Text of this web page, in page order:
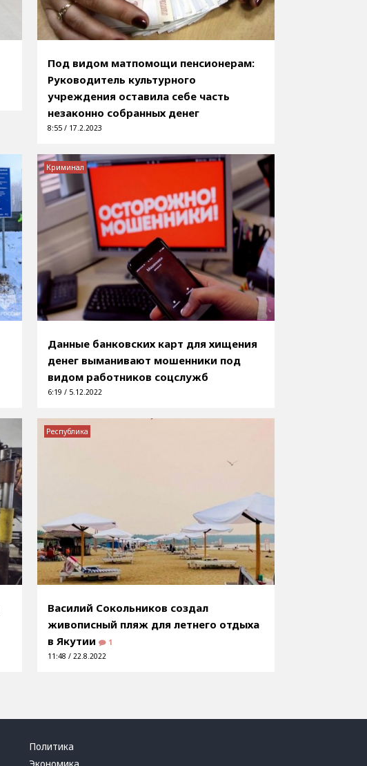
Под видом матпомощи пенсионерам:
Руководитель культурного
учреждения оставила себе часть
незаконно собранных денег
8:55 / 17.2.2023
Данные банковских карт для хищения
денег выманивают мошенники под
видом работников соцслужб
6:19 / 5.12.2022
Криминал
Василий Сокольников создал
живописный пляж для летнего отдыха
в Якутии
1
11:48 / 22.8.2022
Республика
Политика